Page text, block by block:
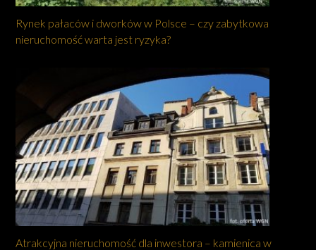
Rynek pałaców i dworków w Polsce – czy zabytkowa
nieruchomość warta jest ryzyka?
Atrakcyjna nieruchomość dla inwestora – kamienica w